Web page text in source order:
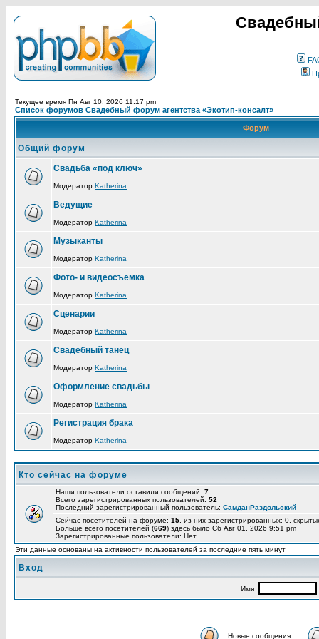
Текущее время Пн Авг 10, 2026 11:17 pm
Список форумов Свадебный форум агентства «Экотип-консалт»
Форум
Общий форум
Свадьба «под ключ»
Модератор Katherina
Ведущие
Модератор Katherina
Музыканты
Модератор Katherina
Фото- и видеосъемка
Модератор Katherina
Сценарии
Модератор Katherina
Свадебный танец
Модератор Katherina
Оформление свадьбы
Модератор Katherina
Регистрация брака
Модератор Katherina
Кто сейчас на форуме
Наши пользователи оставили сообщений: 7
Всего зарегистрированных пользователей: 52
Последний зарегистрированный пользователь: СамданРаздольский
Сейчас посетителей на форуме: 15 , из них зарегистрированных: 0,
Больше всего посетителей (669) здесь было Сб Авг 01, 2026 9:51 pm
Зарегистрированные пользователи: Нет
Эти данные основаны на активности пользователей за последние пять минут
Вход
Имя:
Новые сообщения